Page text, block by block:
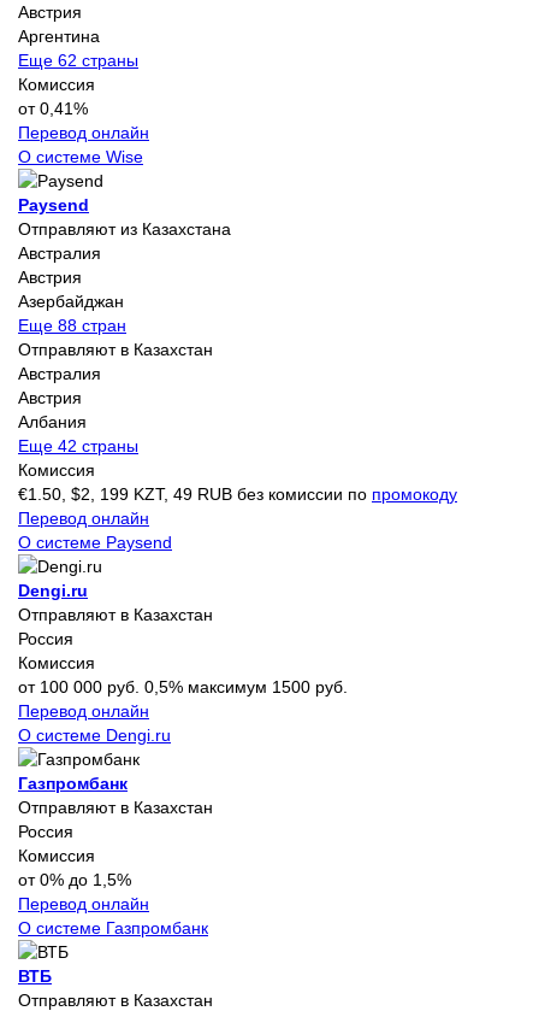
Австрия
Аргентина
Еще 62 страны
Комиссия
от 0,41%
Перевод онлайн
О системе Wise
Paysend
Отправляют из Казахстана
Австралия
Австрия
Азербайджан
Еще 88 стран
Отправляют в Казахстан
Австралия
Австрия
Албания
Еще 42 страны
Комиссия
€1.50, $2, 199 KZT, 49 RUB без комиссии по промокоду
Перевод онлайн
О системе Paysend
Dengi.ru
Отправляют в Казахстан
Россия
Комиссия
от 100 000 руб. 0,5% максимум 1500 руб.
Перевод онлайн
О системе Dengi.ru
Газпромбанк
Отправляют в Казахстан
Россия
Комиссия
от 0% до 1,5%
Перевод онлайн
О системе Газпромбанк
ВТБ
Отправляют в Казахстан